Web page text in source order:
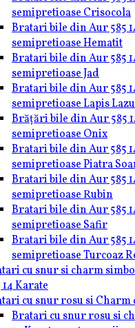
semipretioase Crisocola
Bratari bile din Aur 585
semipretioase Hematit
Bratari bile din Aur 585
semipretioase Jad
Bratari bile din Aur 585
semipretioase Lapis
Brățări bile din Aur 585
semipretioase Onix
Bratari bile din Aur 585
semipretioase Piatra
Bratari bile din Aur 585
semipretioase Rubin
Bratari bile din Aur 585
semipretioase Safir
Bratari bile din Aur 585
semipretioase Turcoaz
cu snur si charm
14 Karate
cu snur rosu si
Bratari cu snur rosu si